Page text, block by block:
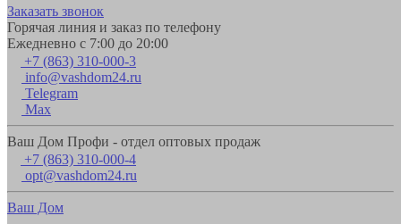
Заказать звонок
Горячая линия и заказ по телефону
Ежедневно с 7:00 до 20:00
+7 (863) 310-000-3
info@vashdom24.ru
Telegram
Max
Ваш Дом Профи - отдел оптовых продаж
+7 (863) 310-000-4
opt@vashdom24.ru
Ваш Дом